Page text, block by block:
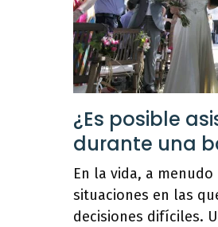
¿Es posible
durante una
En la vida, a
situaciones en las
decisiones difíciles.